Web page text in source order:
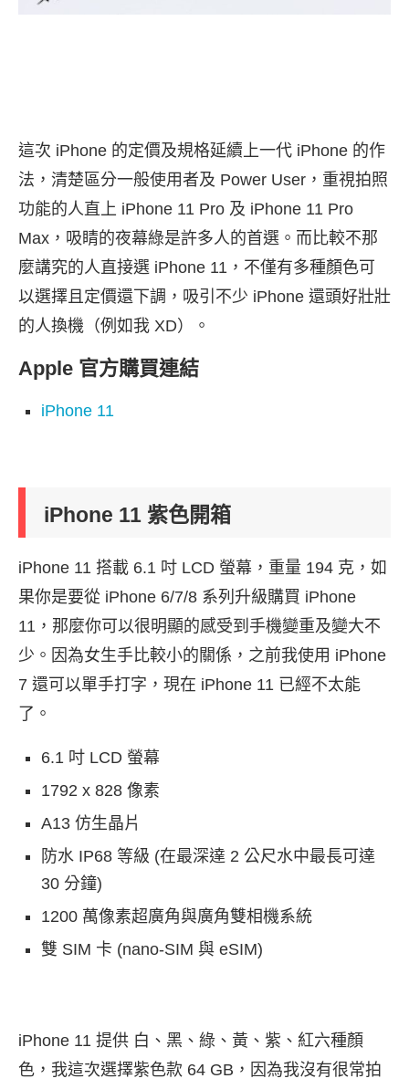
這次 iPhone 的定價及規格延續上一代 iPhone 的作
法，清楚區分一般使用者及 Power User，重視拍照
功能的人直上 iPhone 11 Pro 及 iPhone 11 Pro
Max，吸睛的夜幕綠是許多人的首選。而比較不那
麼講究的人直接選 iPhone 11，不僅有多種顏色可
以選擇且定價還下調，吸引不少 iPhone 還頭好壯壯
的人換機（例如我 XD）。
Apple 官方購買連結
iPhone 11
iPhone 11 紫色開箱
iPhone 11 搭載 6.1 吋 LCD 螢幕，重量 194 克，如
果你是要從 iPhone 6/7/8 系列升級購買 iPhone
11，那麼你可以很明顯的感受到手機變重及變大不
少。因為女生手比較小的關係，之前我使用 iPhone
7 還可以單手打字，現在 iPhone 11 已經不太能
了。
6.1 吋 LCD 螢幕
1792 x 828 像素
A13 仿生晶片
防水 IP68 等級 (在最深達 2 公尺水中最長可達
30 分鐘)
1200 萬像素超廣角與廣角雙相機系統
雙 SIM 卡 (nano-SIM 與 eSIM)
iPhone 11 提供 白、黑、綠、黃、紫、紅六種顏
色，我這次選擇紫色款 64 GB，因為我沒有很常拍